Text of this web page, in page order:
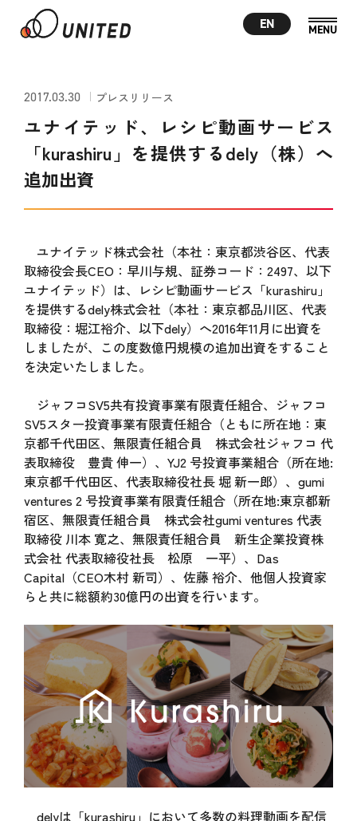
EN
2017.03.30 プレスリリース
ユナイテッド、レシピ動画サービス
「kurashiru」を提供するdely（株）へ
追加出資
ユナイテッド株式会社（本社：東京都渋谷区、代表
取締役会長CEO：早川与規、証券コード：2497、以下
ユナイテッド）は、レシピ動画サービス「kurashiru」
を提供するdely株式会社（本社：東京都品川区、代表
取締役：堀江裕介、以下dely）へ2016年11月に出資を
しましたが、この度数億円規模の追加出資をすること
を決定いたしました。
ジャフコSV5共有投資事業有限責任組合、ジャフコ
SV5スター投資事業有限責任組合（ともに所在地：東
京都千代田区、無限責任組合員 株式会社ジャフコ 代
表取締役 豊貴 伸一）、YJ2 号投資事業組合（所在地:
東京都千代田区、代表取締役社長 堀 新一郎）、gumi
ventures 2 号投資事業有限責任組合（所在地:東京都新
宿区、無限責任組合員 株式会社gumi ventures 代表
取締役 川本 寛之、無限責任組合員 新生企業投資株
式会社 代表取締役社長 松原 一平）、Das
Capital（CEO木村 新司）、佐藤 裕介、他個人投資家
らと共に総額約30億円の出資を行います。
delyは「kurashiru」において多数の料理動画を配信